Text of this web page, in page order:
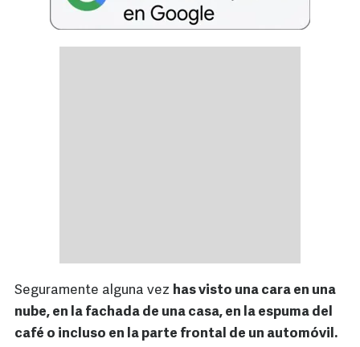
Seguramente alguna vez has visto una cara en una
nube, en la fachada de una casa, en la espuma del
café o incluso en la parte frontal de un automóvil.